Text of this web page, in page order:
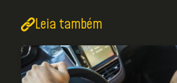
Leia também